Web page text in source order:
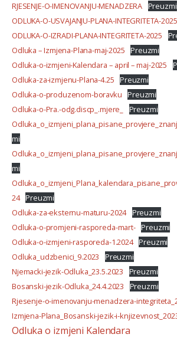
RJESENJE-O-IMENOVANJU-MENADZERA Preuzmi
ODLUKA-O-USVAJANJU-PLANA-INTEGRITETA-2025
ODLUKA-O-IZRADI-PLANA-INTEGRITETA-2025
Odluka – Izmjena-Plana-maj-2025 Preuzmi
Odluka-o-izmjeni-Kalendara – april – maj-2025
Odluka-za-izmjenu-Plana-4.25 Preuzmi
Odluka-o-produzenom-boravku Preuzmi
Odluka-o-Pra.-odg.discp_.mjere_
Preuzmi
mi
mi
24 Preuzmi
Odluka-za-eksternu-maturu-2024 Preuzmi
Odluka-o-promjeni-rasporeda-mart- Preuzmi
Odluka-o-izmjeni-rasporeda-1.2024 Preuzmi
Odluka_udzbenici_9.2023
Preuzmi
Njemacki-jezik-Odluka_23.5.2023
Preuzmi
Bosanski-jezik-Odluka_24.4.2023
Preuzmi
Rjesenje-o-imenovanju-menadzera-
Izmjena-Plana_Bosanski-jezik-i-
Odluka o izmjeni Kalendara